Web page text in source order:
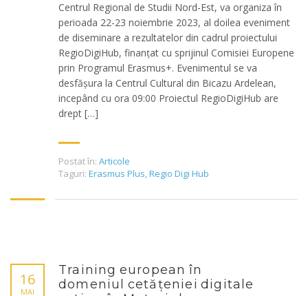
Centrul Regional de Studii Nord-Est, va organiza în
perioada 22-23 noiembrie 2023, al doilea eveniment
de diseminare a rezultatelor din cadrul proiectului
RegioDigiHub, finanțat cu sprijinul Comisiei Europene
prin Programul Erasmus+. Evenimentul se va
desfășura la Centrul Cultural din Bicazu Ardelean,
incepând cu ora 09:00 Proiectul RegioDigiHub are
drept […]
Postat în: Articole
Taguri: Erasmus Plus,Regio Digi Hub
16
MAI
Training european în
domeniul cetățeniei digitale